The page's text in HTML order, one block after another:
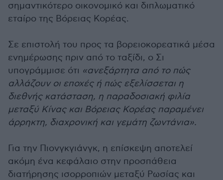
σημαντικότερο οικονομικό και διπλωματικό
εταίρο της Βόρειας Κορέας.
Σε επιστολή του προς τα βορειοκορεατικά μέσα
ενημέρωσης πριν από το ταξίδι, ο Σι
υπογράμμισε ότι «ανεξάρτητα από το πώς
αλλάζουν οι εποχές ή πώς εξελίσσεται η
διεθνής κατάσταση, η παραδοσιακή φιλία
μεταξύ Κίνας και Βόρειας Κορέας παραμένει
άρρηκτη, διαχρονική και γεμάτη ζωντάνια».
Για την Πιονγκγιάνγκ, η επίσκεψη αποτελεί
ακόμη ένα κεφάλαιο στην προσπάθεια
διατήρησης ισορροπιών μεταξύ Ρωσίας και